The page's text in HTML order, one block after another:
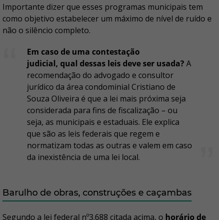
Importante dizer que esses programas municipais tem
como objetivo estabelecer um máximo de nível de ruído e
não o silêncio completo.
Em caso de uma contestação
judicial, qual dessas leis deve ser usada? A
recomendação do advogado e consultor
jurídico da área condominial Cristiano de
Souza Oliveira é que a lei mais próxima seja
considerada para fins de fiscalização – ou
seja, as municipais e estaduais. Ele explica
que são as leis federais que regem e
normatizam todas as outras e valem em caso
da inexistência de uma lei local.
Barulho de obras, construções e caçambas
Segundo a lei federal nº3.688 citada acima, o horário de